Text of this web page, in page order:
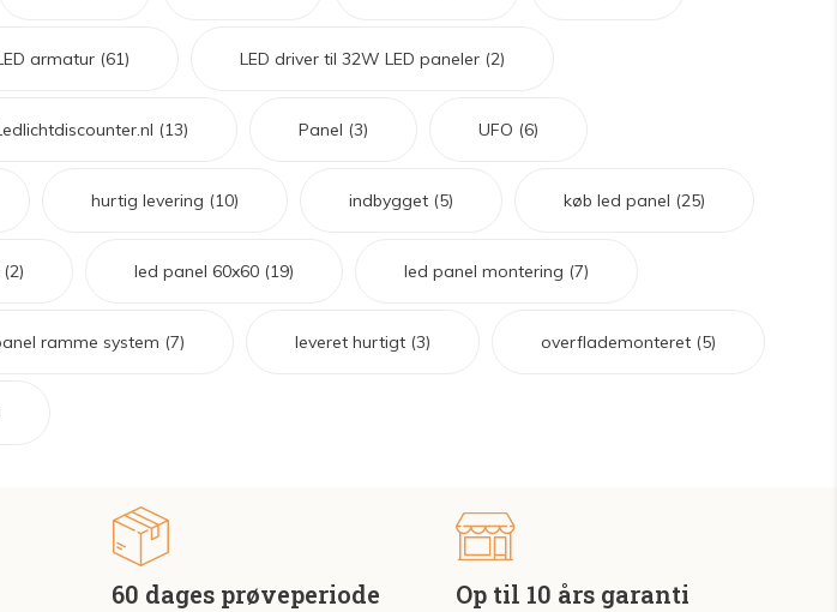
armatur (61) LED driver til 32W LED paneler (2)
(13) Panel (3) UFO (6)
hurtig levering (10) indbygget (5) køb led panel (25)
(2) led panel 60x60 (19) led panel montering (7)
ramme system (7) leveret hurtigt (3) overflademonteret (5)
60 dages prøveperiode Op til 10 års garanti